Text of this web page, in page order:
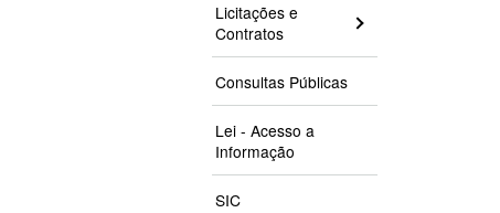
Licitações e
Contratos
Consultas Públicas
Lei - Acesso a
Informação
SIC